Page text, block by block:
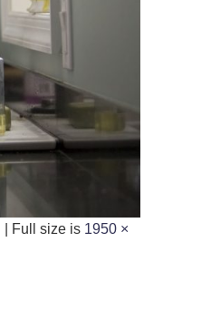
| Full size is 1950 ×